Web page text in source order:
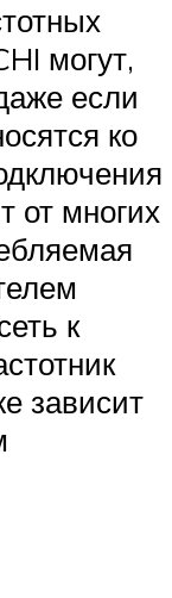
могут,
если
ко
от многих
к
зависит